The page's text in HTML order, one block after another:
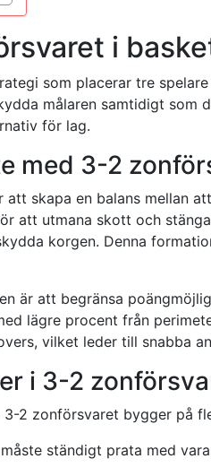
i
som placerar tre
målaren samtidigt som
för lag.
med 3-2
skapa en balans mellan
att utmana skott och
korgen. Denna
är att begränsa
lägre procent från
vilket leder till snabba
i 3-2
2 zonförsvaret bygger på
måste ständigt prata med